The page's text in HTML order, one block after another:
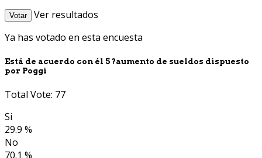
Votar
Ver resultados
Ya has votado en esta encuesta
Está de acuerdo con él 5 ?aumento de sueldos dispuesto
por Poggi
Total Vote: 77
Si
29.9 %
No
70.1 %